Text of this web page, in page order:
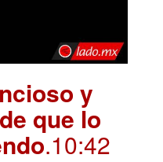
y
que lo
.10:42